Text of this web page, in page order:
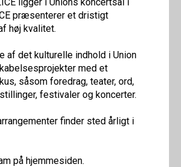
præsenterer et dristigt
høj kvalitet.
af det kulturelle indhold i Union
med et
såsom foredrag, teater, ord,
festivaler og koncerter.
finder sted årligt i
på hjemmesiden.